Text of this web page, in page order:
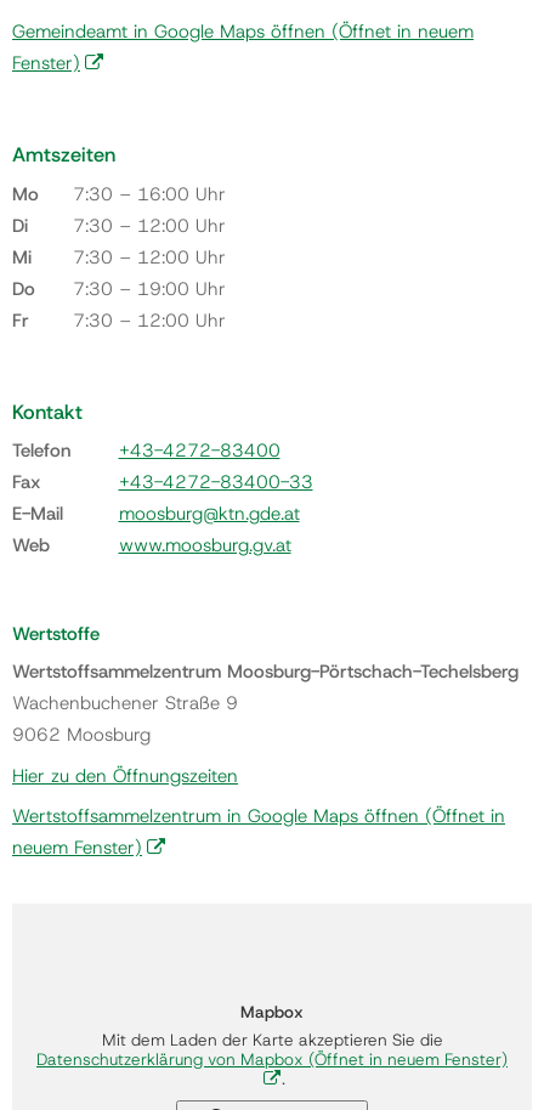
Gemeindeamt in Google Maps öffnen (Öffnet in neuem
Fenster)
Amtszeiten
Mo
7:30 – 16:00 Uhr
Di
7:30 – 12:00 Uhr
Mi
7:30 – 12:00 Uhr
Do
7:30 – 19:00 Uhr
Fr
7:30 – 12:00 Uhr
Kontakt
Telefon
+43-4272-83400
Fax
+43-4272-83400-33
E-Mail
moosburg@ktn.gde.at
Web
www.moosburg.gv.at
Wertstoffe
Wertstoffsammelzentrum Moosburg-Pörtschach-Techelsberg
Wachenbuchener Straße 9
9062 Moosburg
Hier zu den Öffnungszeiten
Wertstoffsammelzentrum in Google Maps öffnen (Öffnet in
neuem Fenster)
Mapbox
Mit dem Laden der Karte akzeptieren Sie die
Datenschutzerklärung von Mapbox (Öffnet in neuem Fenster)
.